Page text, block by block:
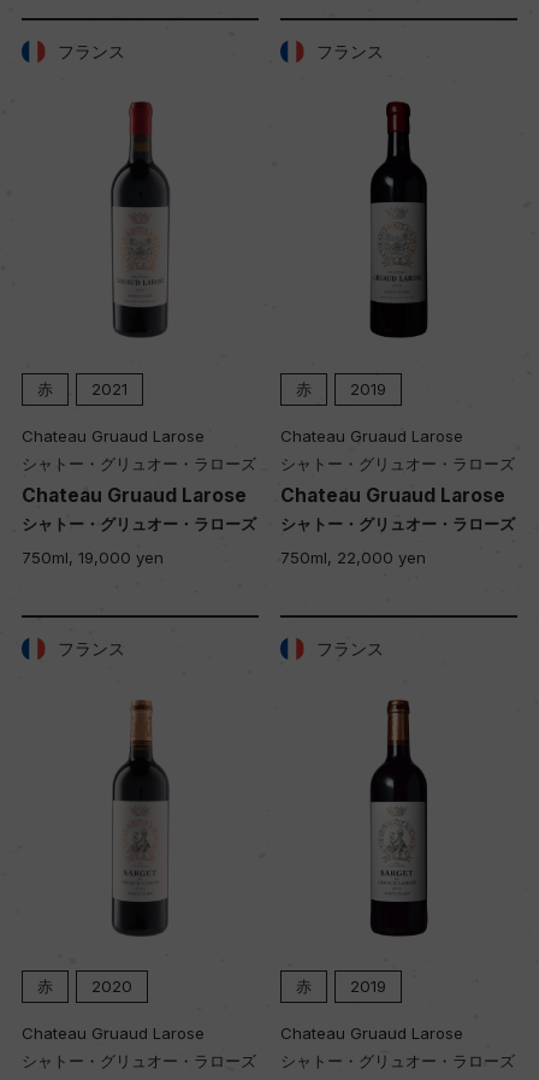
フランス
赤 2021
Chateau Gruaud Larose
シャトー・グリュオー・ラローズ
Chateau Gruaud Larose
シャトー・グリュオー・ラローズ
750ml, 19,000 yen
フランス
赤 2019
Chateau Gruaud Larose
シャトー・グリュオー・ラローズ
Chateau Gruaud Larose
シャトー・グリュオー・ラローズ
750ml, 22,000 yen
フランス
赤 2020
Chateau Gruaud Larose
シャトー・グリュオー・ラローズ
フランス
赤 2019
Chateau Gruaud Larose
シャトー・グリュオー・ラローズ